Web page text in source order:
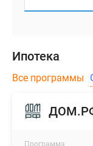
Ипотека
Все программы